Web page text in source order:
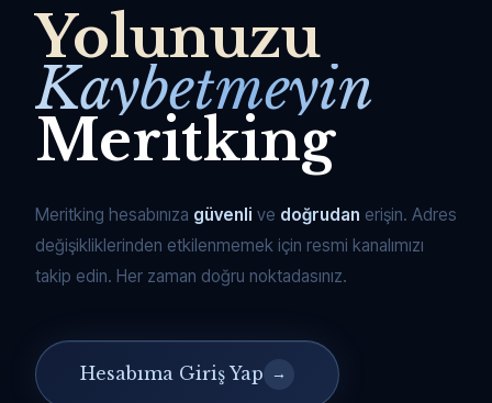
Yolunuzu
Kaybetmeyin
Meritking
Meritking hesabınıza güvenli ve doğrudan erişin. Adres
değişikliklerinden etkilenmemek için resmi kanalımızı
takip edin. Her zaman doğru noktadasınız.
Hesabıma Giriş Yap →